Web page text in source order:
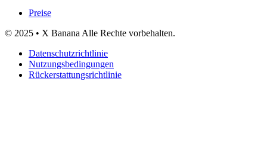
Preise
© 2025 • X Banana Alle Rechte vorbehalten.
Datenschutzrichtlinie
Nutzungsbedingungen
Rückerstattungsrichtlinie